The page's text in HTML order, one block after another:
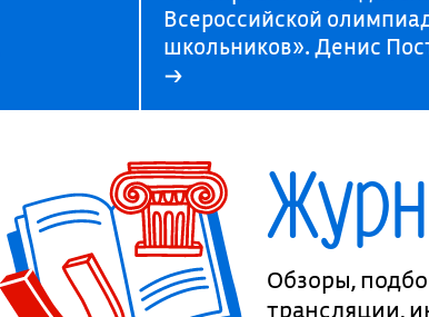
Всероссийской
школьников». Денис
→
Обзоры,
трансляции,